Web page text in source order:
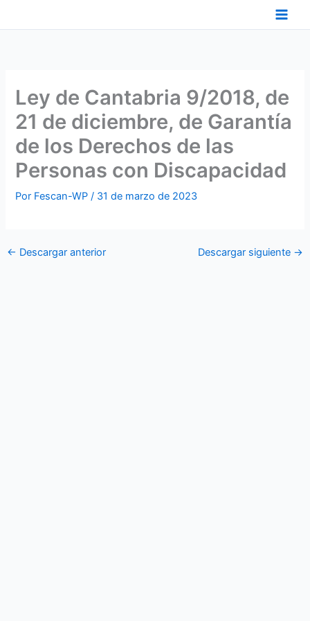
Ley de Cantabria 9/2018, de
21 de diciembre, de Garantía
de los Derechos de las
Personas con Discapacidad
Por Fescan-WP/ 31 de marzo de 2023
← Descargar anterior Descargar siguiente →